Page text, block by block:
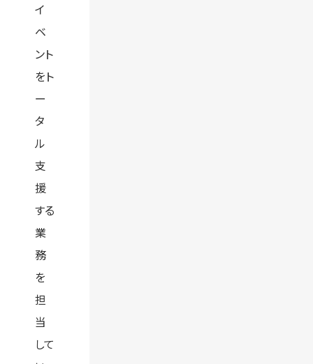
イ
ベ
ント
をト
ー
タ
ル
支
援
する
業
務
を
担
当
して